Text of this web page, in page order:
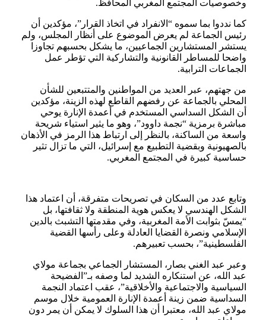
وخصوصيات المجتمع المغربي المحافظ.
كما نددوا بما سموه “الانفراد في اتخاذ القرار”، مؤكدين أن
رئيس الجماعة لم يعرض الموضوع على أنظار المجلس، ولم
يستشر المستشارين الجماعيين، ما يشكل بحسبهم تجاوزا
واضحا للمساطر القانونية والتشاركية التي تؤطر عمل
الجماعات الترابية.
من جهتهم، عبر العديد من المواطنين والمتتبعين للشأن
المحلي بالجماعة عن رفضهم القاطع لهذه الزينة، مؤكدين
أن الشكل السداسي المستخدم في أعمدة الإنارة يوحي
مباشرة برمزية “نجمة داوود”، وهو ما يثير استياء شريحة
واسعة من الساكنة، بالنظر إلى ارتباط هذا الرمز في الأذهان
بالصهيونية وبقضية التطبيع مع إسرائيل، التي ما تزال تثير
حساسية كبيرة في المجتمع المغربي.
وتابع عدد من السكان في تصريحات متفرقة، أن اعتماد هذا
الشكل الهندسي لا يعكس هوية المنطقة ولا ثقافتها، بل
“يمسّ بثوابت الأمة المغربية، وفي مقدمتها التشبث بالدين
الإسلامي ونصرة القضايا العادلة وعلى رأسها القضية
الفلسطينية”، بحسب تعبيرهم.
وعبر عبد الغني بصار، المستشار الجماعي بجماعة مولاي
عبد الله، عن استنكاره الشديد لما وصفه بـ”الفضيحة
السياسية والاجتماعية والأخلاقية”، عقب اعتماد النجمة
السداسية ضمن زينة أعمدة الإنارة العمومية خلال موسم
مولاي عبد الله، معتبرا أن هذا السلوك لا يمكن أن يمر دون